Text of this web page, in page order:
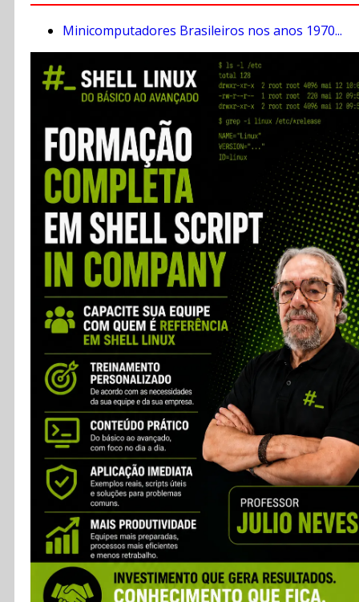
Minicomputadores Brasileiros nos anos 1970...